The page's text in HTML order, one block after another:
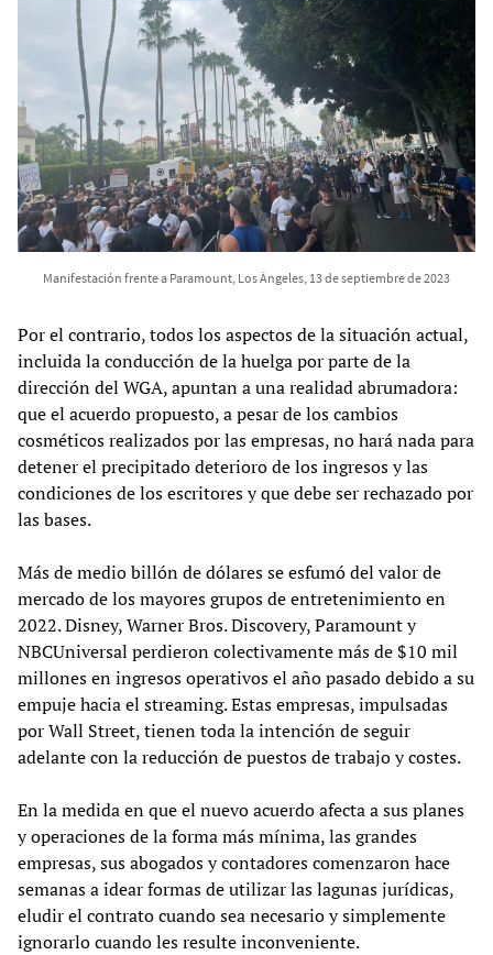
Manifestación frente a Paramount, Los Ángeles, 13 de septiembre de 2023
Por el contrario, todos los aspectos de la situación actual,
incluida la conducción de la huelga por parte de la
dirección del WGA, apuntan a una realidad abrumadora:
que el acuerdo propuesto, a pesar de los cambios
cosméticos realizados por las empresas, no hará nada para
detener el precipitado deterioro de los ingresos y las
condiciones de los escritores y que debe ser rechazado por
las bases.
Más de medio billón de dólares se esfumó del valor de
mercado de los mayores grupos de entretenimiento en
2022. Disney, Warner Bros. Discovery, Paramount y
NBCUniversal perdieron colectivamente más de $10 mil
millones en ingresos operativos el año pasado debido a su
empuje hacia el streaming. Estas empresas, impulsadas
por Wall Street, tienen toda la intención de seguir
adelante con la reducción de puestos de trabajo y costes.
En la medida en que el nuevo acuerdo afecta a sus planes
y operaciones de la forma más mínima, las grandes
empresas, sus abogados y contadores comenzaron hace
semanas a idear formas de utilizar las lagunas jurídicas,
eludir el contrato cuando sea necesario y simplemente
ignorarlo cuando les resulte inconveniente.